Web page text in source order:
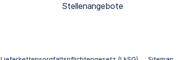
Stellenangebote